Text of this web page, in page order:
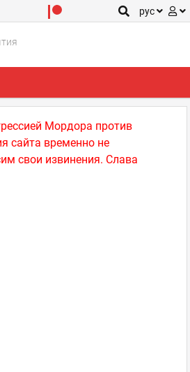
рус
Мордора против
сайта временно не
свои извинения. Слава